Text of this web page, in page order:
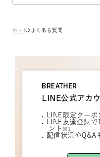
ホーム よくある質問
BREATHER
LINE公式アカ
LINE限定クーポ
LINE友達登録
ント ※1
配信状況やQ&A